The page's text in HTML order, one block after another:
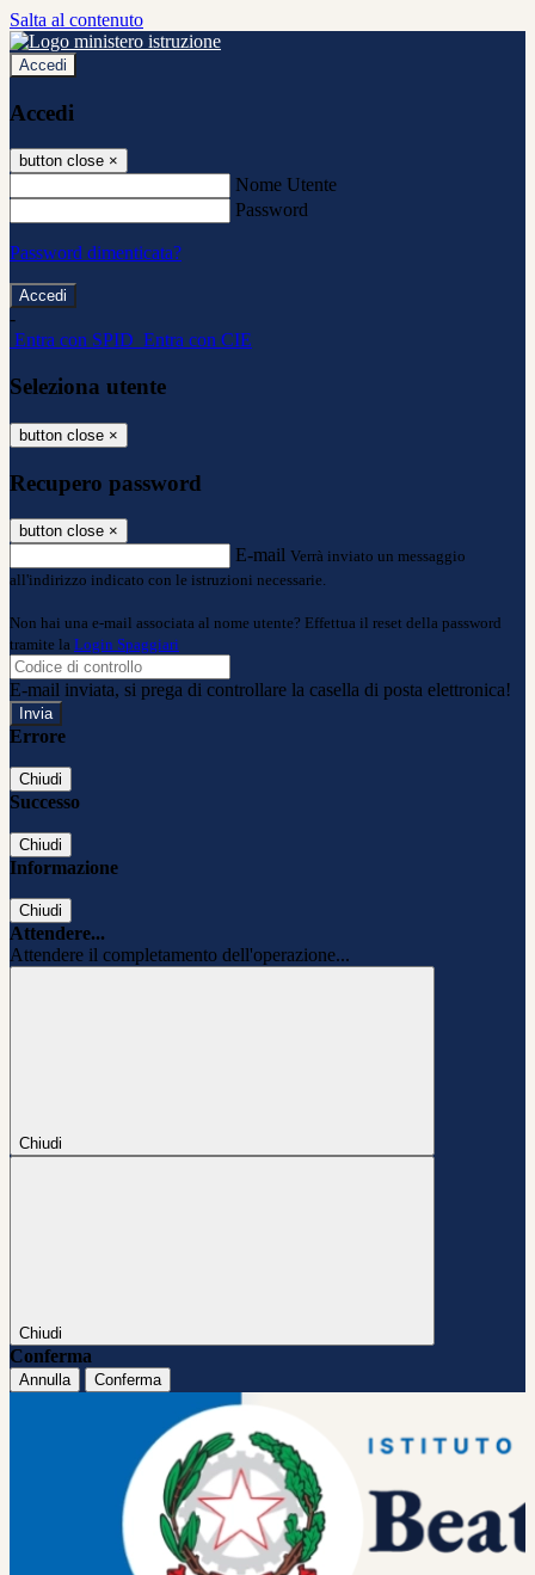
Salta al contenuto
Accedi
Accedi
button close ×
Nome Utente
Password
Password dimenticata?
-
Entra con SPID Entra con CIE
Seleziona utente
button close ×
Recupero password
button close ×
E-mail Verrà inviato un messaggio
all'indirizzo indicato con le istruzioni necessarie.
Non hai una e-mail associata al nome utente? Effettua il reset della password
tramite la Login Spaggiari
E-mail inviata, si prega di controllare la casella di posta elettronica!
Errore
Chiudi
Successo
Chiudi
Informazione
Chiudi
Attendere...
Attendere il completamento dell'operazione...
Chiudi
Chiudi
Conferma
Annulla Conferma